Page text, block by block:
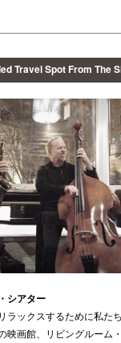
Travel Spot From The
シアター
ラックスするために私た
映画館、リビングルーム